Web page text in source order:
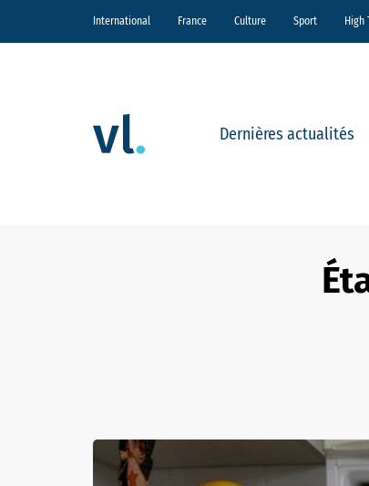
International France Culture Sport High
Dernières actualités